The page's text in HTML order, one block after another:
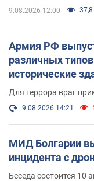
9.08.2026 12:00 37,8
Армия РФ
различных
исторические
и видео
Для террора враг
9.08.2026 14:21
МИД Болгарии
инцидента с
Беседа состоится 10